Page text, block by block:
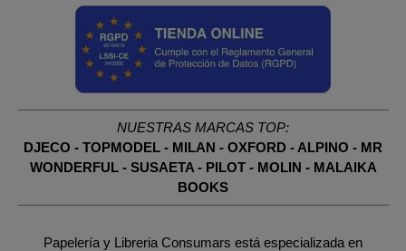
NUESTRAS MARCAS TOP:
DJECO - TOPMODEL - MILAN - OXFORD - ALPINO - MR
WONDERFUL- SUSAETA- PILOT- MOLIN - MALAIKA
BOOKS
Papelería y Libreria Consumars está especializada en